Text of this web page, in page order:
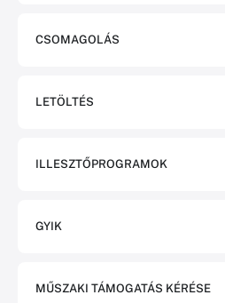
CSOMAGOLÁS
LETÖLTÉS
ILLESZTŐPROGRAMOK
GYIK
MŰSZAKI TÁMOGATÁS KÉRÉSE